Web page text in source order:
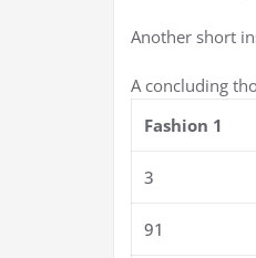
Another short
A concluding
Fashion 1
3
91